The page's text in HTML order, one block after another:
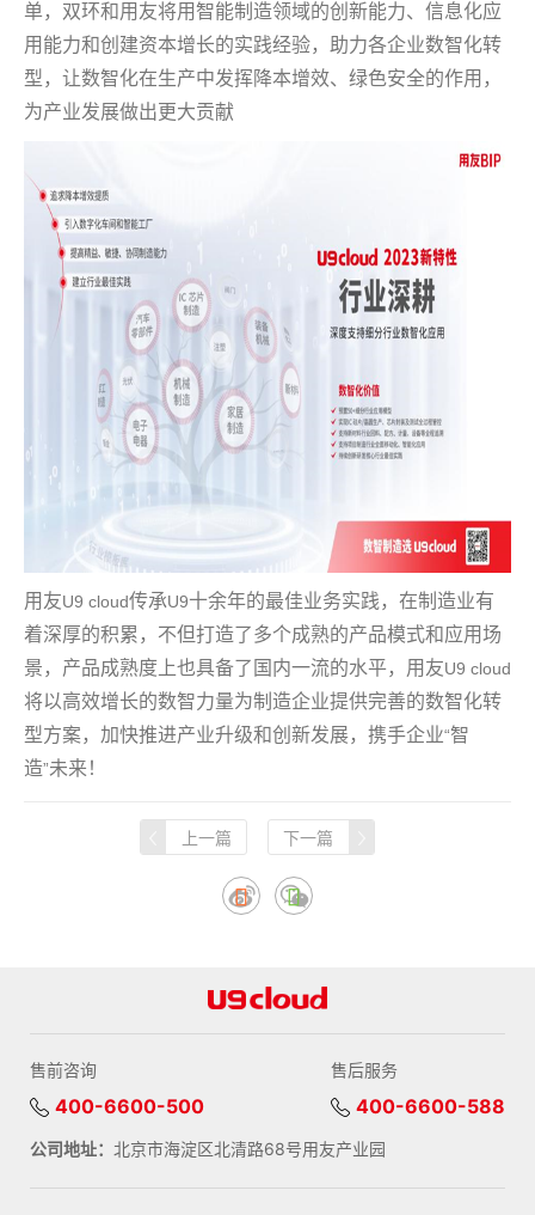
单，双环和用友将用智能制造领域的创新能力、信息化应
用能力和创建资本增长的实践经验，助力各企业数智化转
型，让数智化在生产中发挥降本增效、绿色安全的作用，
为产业发展做出更大贡献
用友U9 cloud传承U9十余年的最佳业务实践，在制造业有
着深厚的积累，不但打造了多个成熟的产品模式和应用场
景，产品成熟度上也具备了国内一流的水平，用友U9 cloud
将以高效增长的数智力量为制造企业提供完善的数智化转
型方案，加快推进产业升级和创新发展，携手企业“智
造”未来！
上一篇 下一篇
售前咨询
400-6600-500
售后服务
400-6600-588
公司地址： 北京市海淀区北清路68号用友产业园